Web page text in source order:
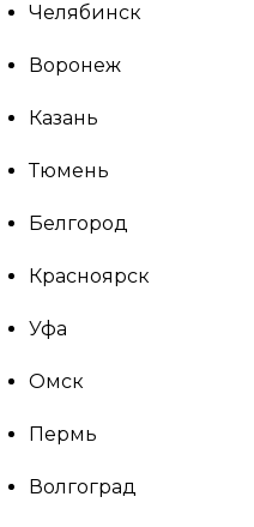
Челябинск
Воронеж
Казань
Тюмень
Белгород
Красноярск
Уфа
Омск
Пермь
Волгоград